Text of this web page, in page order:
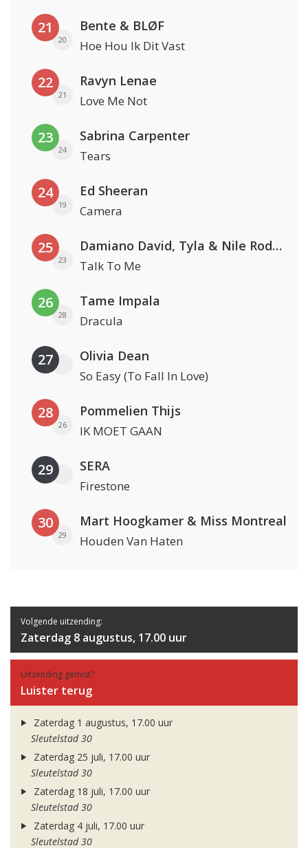
21
20
Bente & BLØF
Hoe Hou Ik Dit Vast
22
21
Ravyn Lenae
Love Me Not
23
24
Sabrina Carpenter
Tears
24
19
Ed Sheeran
Camera
25
23
Damiano David, Tyla & Nile Rodgers
Talk To Me
26
28
Tame Impala
Dracula
27 Olivia Dean
So Easy (To Fall In Love)
28
26
Pommelien Thijs
IK MOET GAAN
29 SERA
Firestone
30
29
Mart Hoogkamer & Miss Montreal
Houden Van Haten
Volgende uitzending:
Zaterdag 8 augustus, 17.00 uur
Uitzending gemist?
Luister terug
Zaterdag 1 augustus, 17.00 uur
Sleutelstad 30
Zaterdag 25 juli, 17.00 uur
Sleutelstad 30
Zaterdag 18 juli, 17.00 uur
Sleutelstad 30
Zaterdag 4 juli, 17.00 uur
Sleutelstad 30